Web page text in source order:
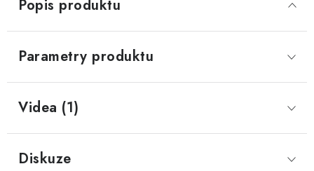
Popis produktu
Parametry produktu
Videa (1)
Diskuze